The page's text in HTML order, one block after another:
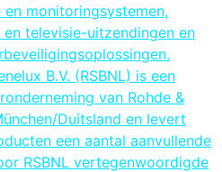
monitoringsystemen,
televisie-uitzendingen en
B.V. (RSBNL) is een
van Rohde &
Duitsland en levert
een aantal aanvullende
RSBNL vertegenwoordigde